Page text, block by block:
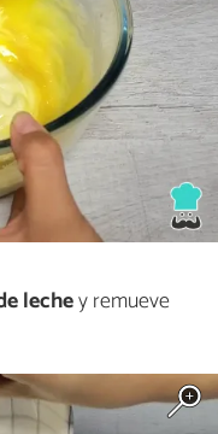
lechey remueve